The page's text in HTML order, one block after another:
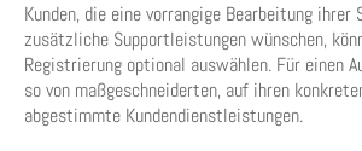
Kunden, die eine vorrangige Bearbeitung ihrer
zusätzliche Supportleistungen wünschen,
Registrierung optional auswählen. Für einen
so von maßgeschneiderten, auf ihren
abgestimmte Kundendienstleistungen.